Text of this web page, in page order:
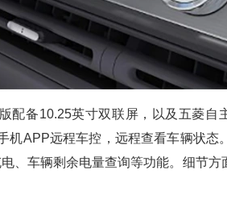
配备10.25英寸双联屏，以及五菱
机APP远程车控，远程查看车辆状态
、车辆剩余电量查询等功能。细节